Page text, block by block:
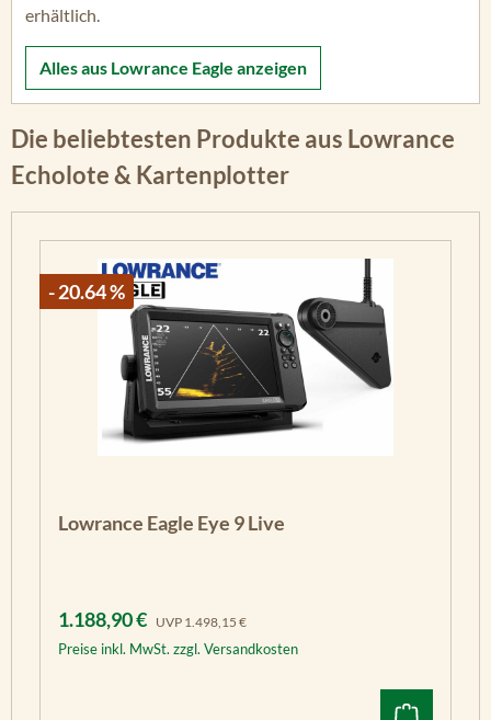
erhältlich.
Alles aus Lowrance Eagle anzeigen
Die beliebtesten Produkte aus Lowrance
Echolote & Kartenplotter
- 20.64 %
Lowrance Eagle Eye 9 Live
Verkaufspreis:
1.188,90 € UVP 1.498,15 €
Preise inkl. MwSt. zzgl. Versandkosten